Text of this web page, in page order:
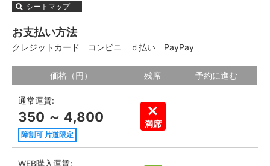
シートマップ
お支払い方法
クレジットカード コンビニ ｄ払い PayPay
価格（円） 残席 予約に進む
通常運賃:
350 ～ 4,800
障割可 片道限定
満席
WEB購入運賃: